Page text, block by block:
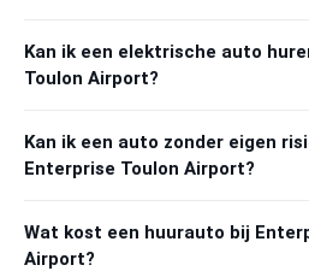
Kan ik een elektrische auto
Toulon Airport?
Kan ik een auto zonder eigen
Enterprise Toulon Airport?
Wat kost een huurauto bij
Airport?